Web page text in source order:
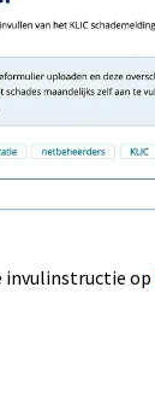
invulinstructie op